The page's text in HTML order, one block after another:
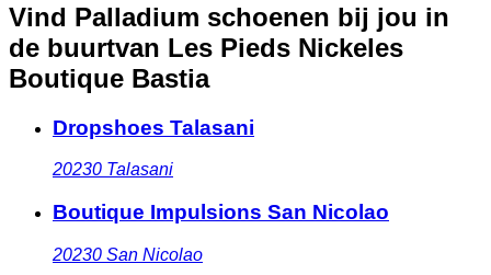
Vind Palladium schoenen bij jou in
de buurtvan Les Pieds Nickeles
Boutique Bastia
Dropshoes Talasani
20230 Talasani
Boutique Impulsions San Nicolao
20230 San Nicolao